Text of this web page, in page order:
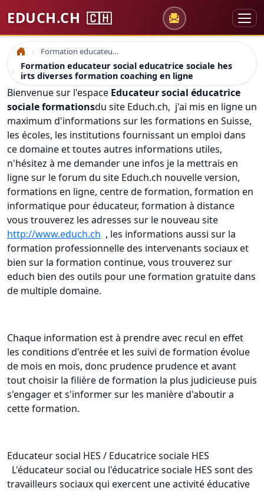
EDUCH.CH 🇨🇭
Accueil Formation educateur social educatrice sociale hes irts diverses formation coaching en ligne
Formation educateur social educatrice sociale hes
irts diverses formation coaching en ligne
Bienvenue sur l'espace Educateur social éducatrice
sociale formationsdu site Educh.ch, j'ai mis en ligne un
maximum d'informations sur les formations en Suisse,
les écoles, les institutions fournissant un emploi dans
ce domaine et toutes autres informations utiles,
n'hésitez à me demander une infos je la mettrais en
ligne sur le forum du site Educh.ch nouvelle version,
formations en ligne, centre de formation, formation en
informatique pour éducateur, formation à distance
vous trouverez les adresses sur le nouveau site
http://www.educh.ch , les informations aussi sur la
formation professionnelle des intervenants sociaux et
bien sur la formation continue, vous trouverez sur
educh bien des outils pour une formation gratuite dans
de multiple domaine.
Chaque information est à prendre avec recul en effet
les conditions d'entrée et les suivi de formation évolue
de mois en mois, donc prudence prudence et avant
tout choisir la filière de formation la plus judicieuse puis
s'engager et s'informer sur les manière d'aboutir a
cette formation.
Educateur social HES / Educatrice sociale HES
L'éducateur social ou l'éducatrice sociale HES sont des
travailleurs sociaux qui exercent une activité éducative